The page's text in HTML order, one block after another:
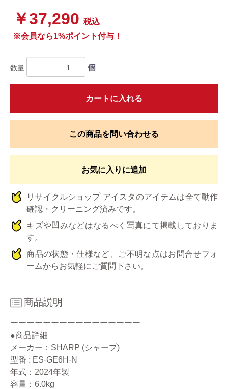
￥37,290 税込
※会員なら1%ポイント付与！
数量 個
カートに入れる
この商品を問い合わせる
お気に入りに追加
リサイクルショップ アイスタのアイテムは全て動作
確認・クリーニング済みです。
キズや凹みなどはなるべく写真にて掲載しておりま
す。
商品の状態・仕様など、ご不明な点はお問合せフォ
ームからお気軽にご質問下さい。
商品説明
ーーーーーーーーーーーーーーーー
●商品詳細
メーカー：SHARP (シャープ)
型番 : ES-GE6H-N
年式：2024年製
容量：6.0kg